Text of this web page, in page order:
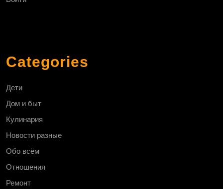
Categories
Дети
Дом и быт
Кулинария
Новости разные
Обо всём
Отношения
Ремонт